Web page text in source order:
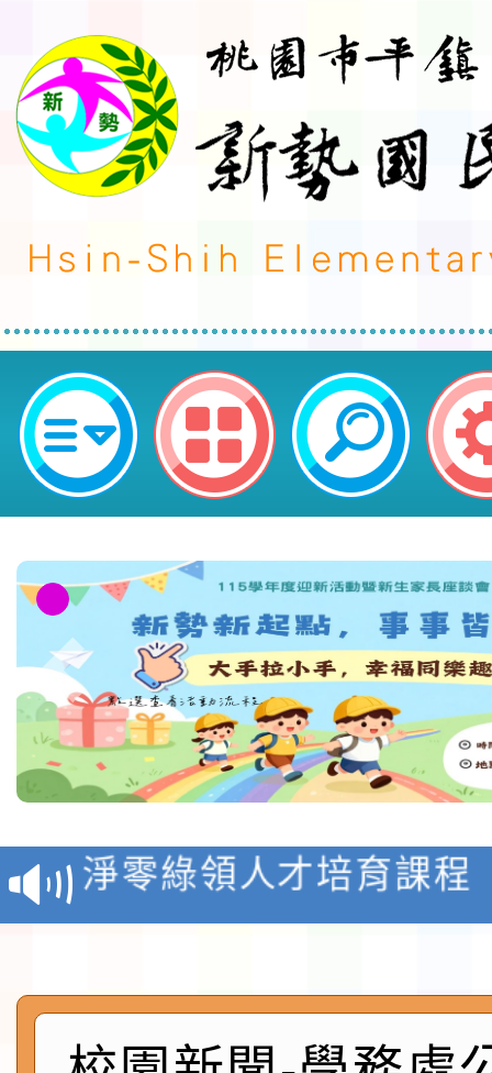
衛生福利部疾病管制署署於114年
辦理「用對抗生素-健康得來速」
園市平鎮區新勢國民小學
教育部校安中心白海豚
報
淨零綠領人才培育課程
檢送桃園市115學年度
及師生本土語及新住民
實施要點各1份
115年食農教育專業人
程
函轉國家通訊傳播委員